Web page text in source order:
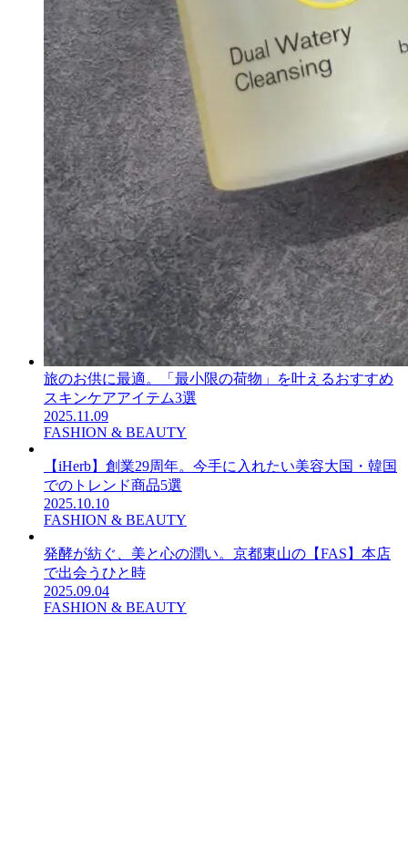
旅のお供に最適。「最小限の荷物」を叶えるおすすめ
スキンケアアイテム3選
2025.11.09
FASHION & BEAUTY
【iHerb】創業29周年。今手に入れたい美容大国・韓国
でのトレンド商品5選
2025.10.10
FASHION & BEAUTY
発酵が紡ぐ、美と心の潤い。京都東山の【FAS】本店
で出会うひと時
2025.09.04
FASHION & BEAUTY